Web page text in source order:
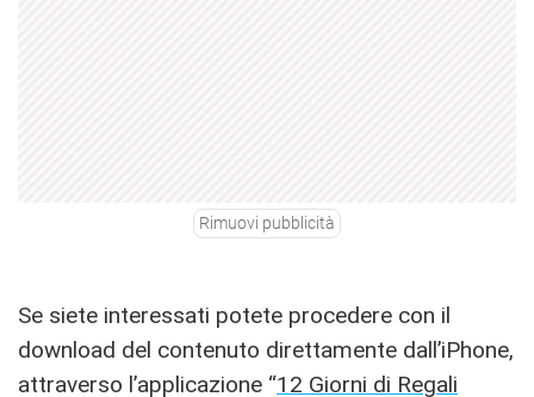
Rimuovi pubblicità
Se siete interessati potete procedere con il
download del contenuto direttamente dall’iPhone,
attraverso l’applicazione “12 Giorni di Regali